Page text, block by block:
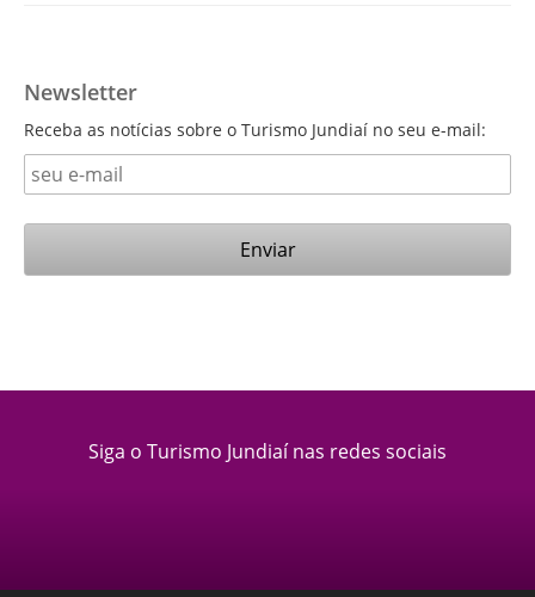
Newsletter
Receba as notícias sobre o Turismo Jundiaí no seu e-mail:
Siga o Turismo Jundiaí nas redes sociais